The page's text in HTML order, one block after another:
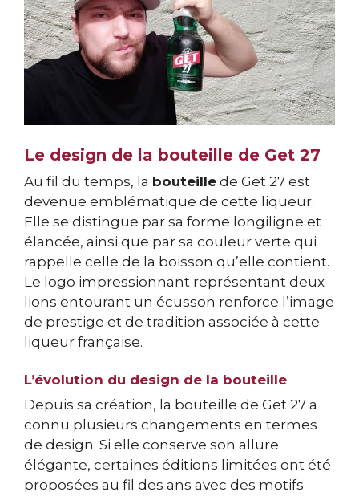
Le design de la bouteille de Get 27
Au fil du temps, la bouteille de Get 27 est
devenue emblématique de cette liqueur.
Elle se distingue par sa forme longiligne et
élancée, ainsi que par sa couleur verte qui
rappelle celle de la boisson qu’elle contient.
Le logo impressionnant représentant deux
lions entourant un écusson renforce l’image
de prestige et de tradition associée à cette
liqueur française.
L’évolution du design de la bouteille
Depuis sa création, la bouteille de Get 27 a
connu plusieurs changements en termes
de design. Si elle conserve son allure
élégante, certaines éditions limitées ont été
proposées au fil des ans avec des motifs